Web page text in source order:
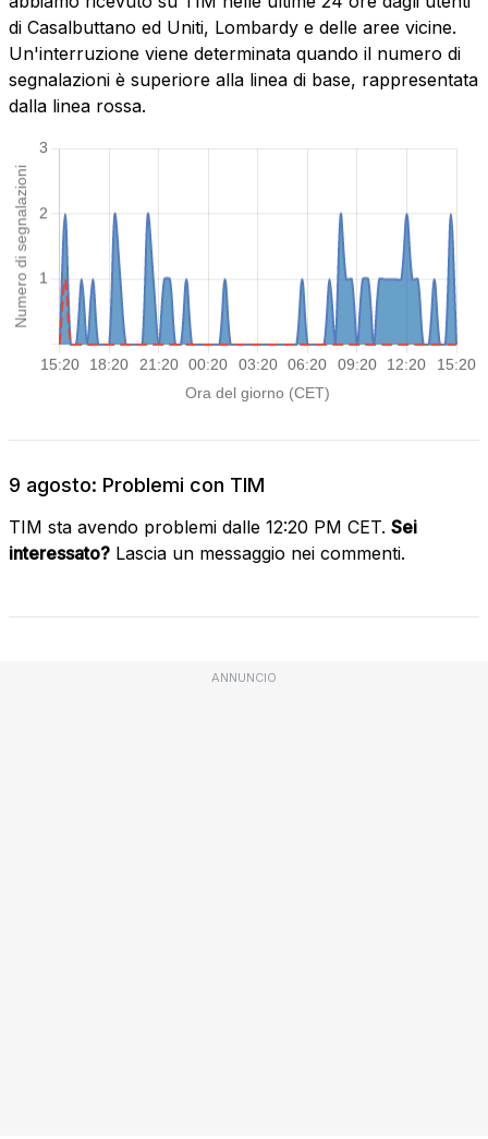
di Casalbuttano ed Uniti, Lombardy e delle aree vicine.
Un'interruzione viene determinata quando il numero di
segnalazioni è superiore alla linea di base, rappresentata
dalla linea rossa.
9 agosto: Problemi con TIM
TIM sta avendo problemi dalle 12:20 PM CET. Sei
interessato? Lascia un messaggio nei commenti.
ANNUNCIO